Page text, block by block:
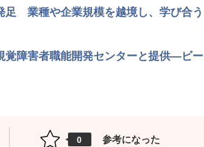
足 業種や企業規模を越境し、学び合う
障害者職能開発センターと提供—ビー
0 参考になった